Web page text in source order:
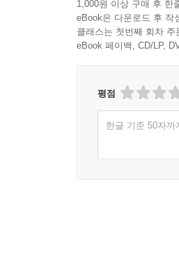
1,000원 이상 구매 후 한
eBook은 다운로드 후 작
클래스는 첫번째 회차
eBook 페이백, CD/LP,
평점
한글 기준 50자까